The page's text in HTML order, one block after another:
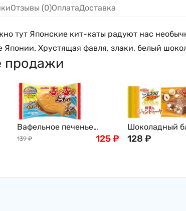
Отзывы (0)ОплатаДоставка
тут Японские кит-каты радуют нас
Японии. Хрустящая фавля, злаки, белый
продажи
Вафельное печенье
"Тайяки" Meito, Япония,
139 ₽ 125₽
Шоколадный
фундуком и
128 ₽